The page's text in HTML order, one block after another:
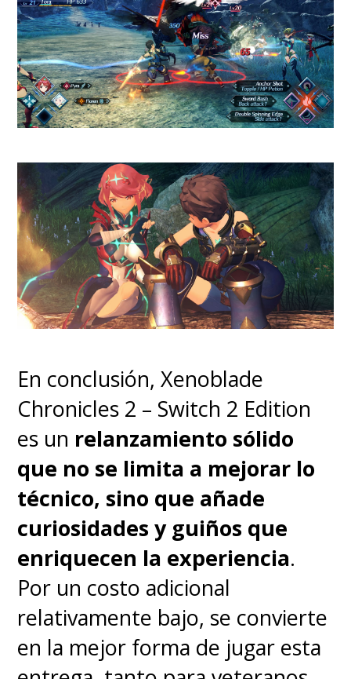
Además, tenemos momentos
increíbles comoun importante
personaje que se mueve bajo
las reglas de la animación
limitadayuna escena al estilo
Tiempos Modernosde Charles
Chaplin con un aspecto Art
Deco donde el compositor
Joshua Moshier le da un giro
al emblemático "Powerhouse"
la animación 2D golpeando la
mesa.
Entre las risas, que son
constantes, también hay tiempo
para la emoción con estos
personajes, entendiendo lo que
los hace únicos e inseparables, y
para las sorpresas, sin necesidad
de caer en cameos innecesarios.
Y…¿hasta Bryan Adams?
En conclusión, Xenoblade
Chronicles 2 – Switch 2 Edition
es un relanzamiento sólido
que no se limita a mejorar lo
técnico, sino que añade
curiosidades y guiños que
enriquecen la experiencia.
Por un costo adicional
relativamente bajo, se convierte
en la mejor forma de jugar esta